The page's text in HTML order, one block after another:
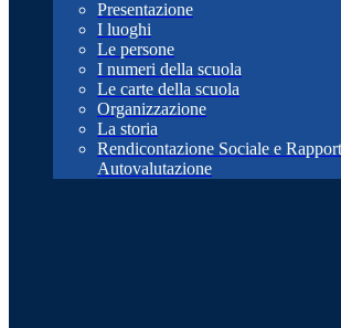
Presentazione
I luoghi
Le persone
I numeri della scuola
Le carte della scuola
Organizzazione
La storia
Rendicontazione Sociale e
Autovalutazione